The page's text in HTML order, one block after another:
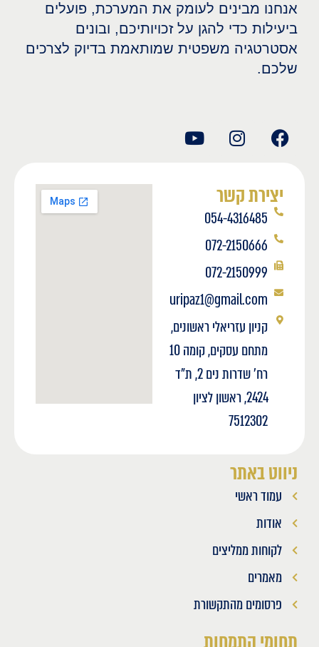
אנחנו מבינים לעומק את המערכת, פועלים
ביעילות כדי להגן על זכויותיכם, ובונים
אסטרטגיה משפטית שמותאמת בדיוק לצרכים
שלכם.
ניווט באתר
עמוד ראשי
אודות
לקוחות ממליצים
מאמרים
פרסומים מהתקשורת
יצירת קשר
054-4316485
072-2150666
072-2150999
uripaz1@gmail.com
קניון עזריאלי ראשונים,
מתחם עסקים, קומה 10
רח' שדרות נים 2, ת"ד
2424, ראשון לציון
7512302